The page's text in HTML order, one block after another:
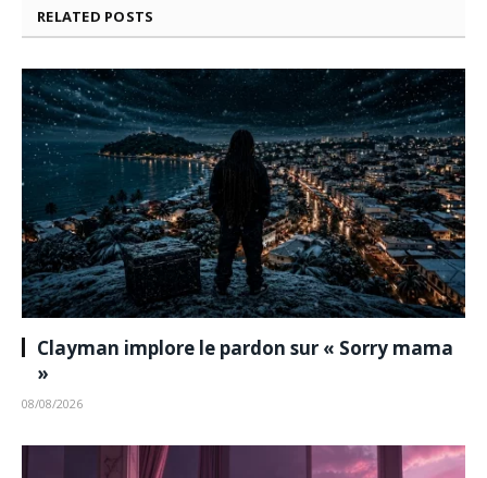
RELATED POSTS
Clayman implore le pardon sur « Sorry mama
»
08/08/2026